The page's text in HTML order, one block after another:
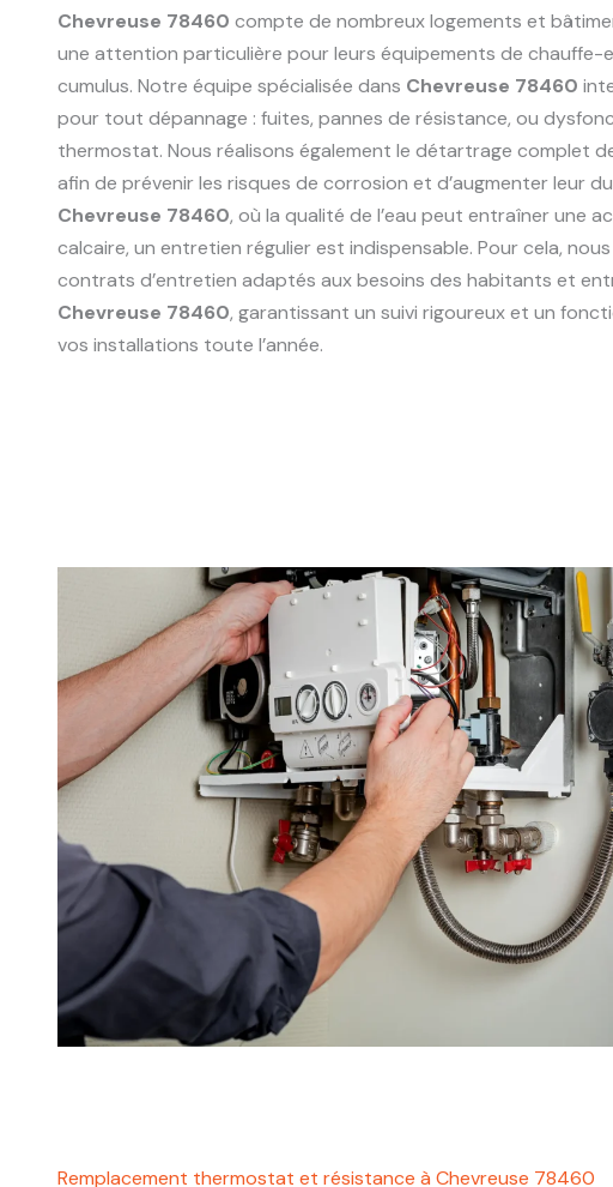
Chevreuse 78460 compte de nombreux logements et
une attention particulière pour leurs équipements de chauffe-
cumulus. Notre équipe spécialisée dans Chevreuse 78460
pour tout dépannage : fuites, pannes de résistance, ou
thermostat. Nous réalisons également le détartrage complet
afin de prévenir les risques de corrosion et d’augmenter leur
Chevreuse 78460, où la qualité de l’eau peut entraîner une
calcaire, un entretien régulier est indispensable. Pour cela,
contrats d’entretien adaptés aux besoins des habitants et
Chevreuse 78460, garantissant un suivi rigoureux et un
vos installations toute l’année.
Remplacement thermostat et résistance à Chevreuse 78460